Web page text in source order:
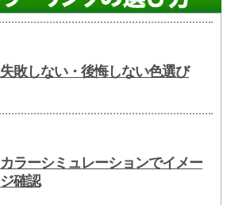
失敗しない・後悔しない色選び
カラーシミュレーションでイメー
ジ確認